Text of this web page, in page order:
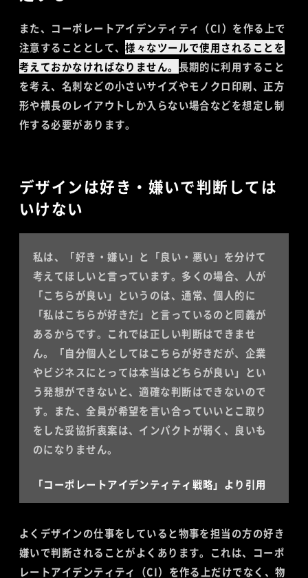
また、コーポレートアイデンティティ（CI）を作る上で
注意することとして、様々なツールで使用されることを
考えておかなければなりません。 長期的に利用すること
を考え、名刺などの小さいサイズやモノクロ印刷、正方
形や横長のレイアウトしか入らない場合などを想定し制
作する必要があります。
デザインは好き・嫌いで判断しては
いけない
私は、「好き・嫌い」と「良い・悪い」を分けて
考えてほしいと言っています。多くの場合、人が
「こちらが良い」というのは、通常、個人的に
「私はこちらが好きだ」と言っているのと同義が
あるからです。これでは正しい判断はできませ
ん。「自分個人としてはこちらが好きだが、企業
やビジネスにとっては本当はどちらが良い」とい
う発想ができないと、適確な判断はできないので
す。また、全員が希望を言い合っていいとこ取り
をした妥協折衷案は、インパクトが弱く、良いも
のになりません。
「コーポレートアイデンティティ戦略」より 引用
よくデザインの仕事をしていると物事を担当の方の好き
嫌いで判断されることがよくあります。これは、コーポ
レートアイデンティティ（CI）を作る上だけでなく、物